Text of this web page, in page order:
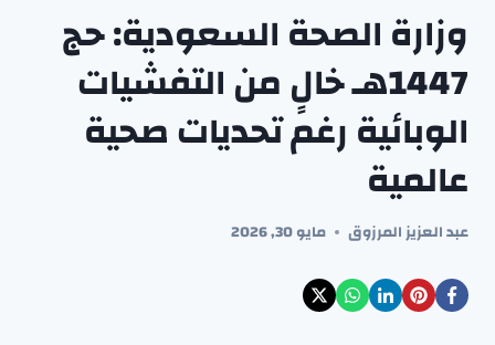
وزارة الصحة السعودية: حج
1447هـ خالٍ من التفشيات
الوبائية رغم تحديات صحية
عالمية
عبد العزيز المرزوق مايو 30, 2026